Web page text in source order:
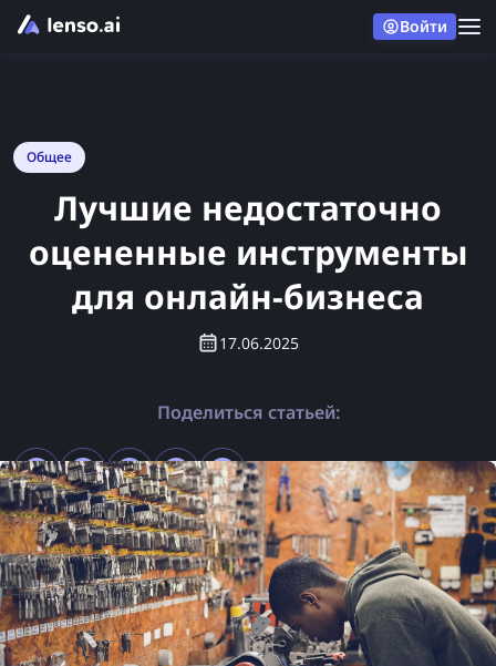
Войти
Общее
Лучшие недостаточно
оцененные инструменты
для онлайн-бизнеса
17.06.2025
Поделиться статьей: